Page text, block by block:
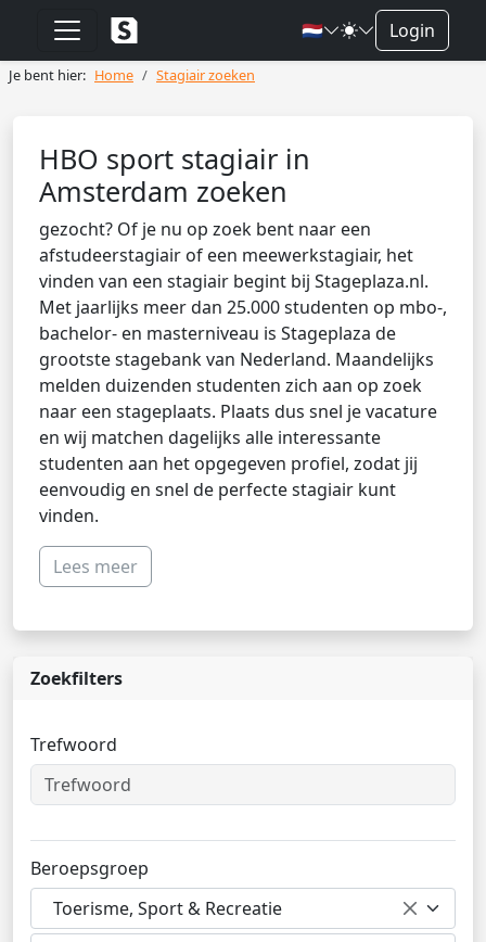
🇳🇱 Login
Je bent hier: Home Stagiair zoeken
HBO sport stagiair in
Amsterdam zoeken
gezocht? Of je nu op zoek bent naar een
afstudeerstagiair of een meewerkstagiair, het
vinden van een stagiair begint bij Stageplaza.nl.
Met jaarlijks meer dan 25.000 studenten op mbo-,
bachelor- en masterniveau is Stageplaza de
grootste stagebank van Nederland. Maandelijks
melden duizenden studenten zich aan op zoek
naar een stageplaats. Plaats dus snel je vacature
en wij matchen dagelijks alle interessante
studenten aan het opgegeven profiel, zodat jij
eenvoudig en snel de perfecte stagiair kunt
vinden.
Lees meer
Zoekfilters
Trefwoord
Beroepsgroep
Toerisme, Sport & Recreatie